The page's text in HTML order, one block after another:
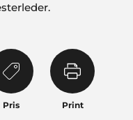
Pris Print